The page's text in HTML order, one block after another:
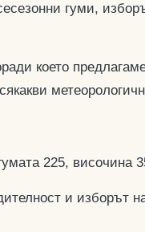
гуми,
което
225,
и изборът